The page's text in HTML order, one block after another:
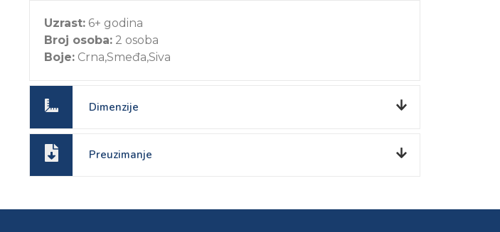
Uzrast: 6+ godina
Broj osoba: 2 osoba
Boje: Crna,Smeđa,Siva
Dimenzije
Preuzimanje